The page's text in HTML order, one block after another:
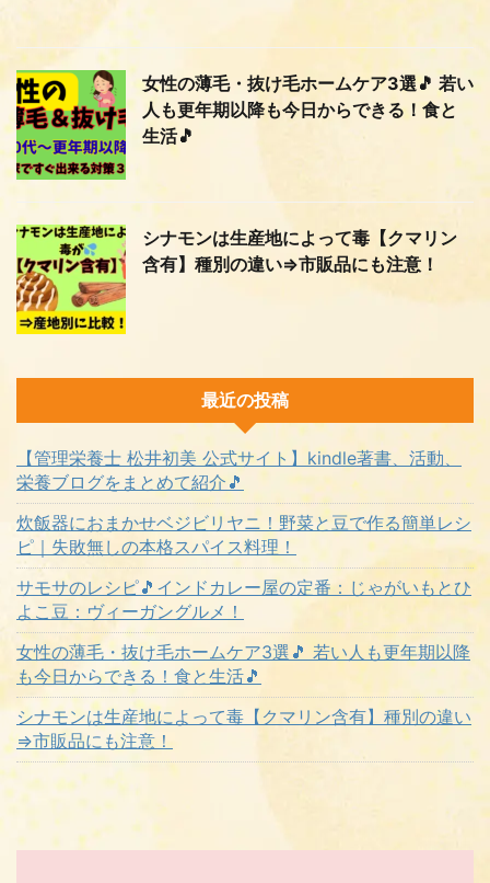
女性の薄毛・抜け毛ホームケア3選🎵 若い
人も更年期以降も今日からできる！食と
生活🎵
シナモンは生産地によって毒【クマリン
含有】種別の違い⇒市販品にも注意！
最近の投稿
【管理栄養士 松井初美 公式サイト】kindle著書、活動、
栄養ブログをまとめて紹介🎵
炊飯器におまかせベジビリヤニ！野菜と豆で作る簡単レシ
ピ｜失敗無しの本格スパイス料理！
サモサのレシピ🎵インドカレー屋の定番：じゃがいもとひ
よこ豆：ヴィーガングルメ！
女性の薄毛・抜け毛ホームケア3選🎵 若い人も更年期以降
も今日からできる！食と生活🎵
シナモンは生産地によって毒【クマリン含有】種別の違い
⇒市販品にも注意！